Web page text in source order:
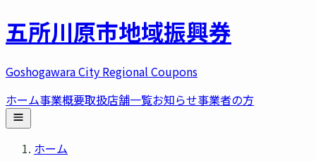
五所川原市地域振興券
Goshogawara City Regional Coupons
ホーム事業概要取扱店舗一覧お知らせ事業者の方
ホーム